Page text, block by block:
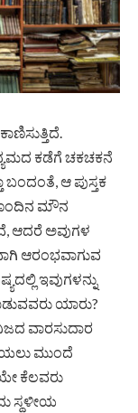
ಕಡೆಗೆ ಚಕಚಕನೆ
ಆ ಪುಸ್ತಕ
ಮೌನ
ಆದರೆ ಅವುಗಳ
ಆರಂಭವಾಗುವ
ಇವುಗಳನ್ನು
ಯಾರು?
ವಾರಸುದಾರ
ಮುಂದೆ
ಕೆಲವರು
ಸ್ಥಳೀಯ